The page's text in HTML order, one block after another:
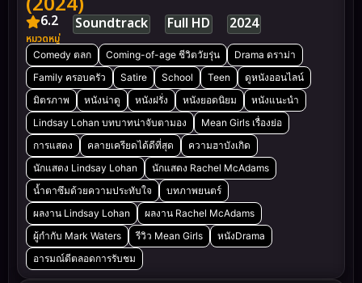
6.2 Soundtrack Full HD 2024
หมวดหมู่
Comedy ตลก Coming-of-age ชีวิตวัยรุ่น
Drama ดราม่า
Family ครอบครัว
Satire School Teen
ดูหนังออนไลน์
มิตรภาพ
หนังน่าดู หนังฝรั่ง หนังยอดนิยม
หนังแนะนำ
Lindsay Lohan บทบาทน่าจับตามอง
Mean Girls เรื่องย่อ
การแสดง
คลายเครียดได้ดีที่สุด
ความฮาบังเกิด
นักแสดง Lindsay Lohan
นักแสดง Rachel McAdams
น้ำตาซึมด้วยความประทับใจ
บทภาพยนตร์
ผลงาน Lindsay Lohan
ผลงาน Rachel McAdams
ผู้กำกับ Mark Waters
รีวิว Mean Girls
หนังDrama
อารมณ์ดีตลอดการรับชม